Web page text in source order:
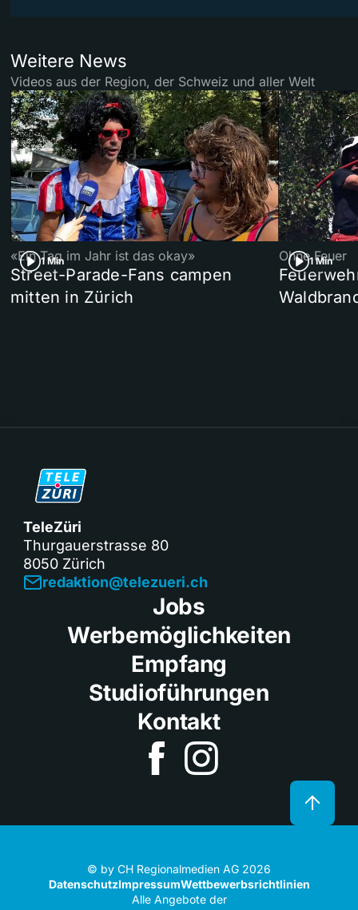
Weitere News
Videos aus der Region, der Schweiz und aller Welt
1 Min
«Ein Tag im Jahr ist das okay»
Street-Parade-Fans campen
mitten in Zürich
1 Min
Ohne Feuer
TeleZüri
Thurgauerstrasse 80
8050 Zürich
redaktion@telezueri.ch
Jobs
Werbemöglichkeiten
Empfang
Studioführungen
Kontakt
© by CH Regionalmedien AG 2026
DatenschutzImpressumWettbewerbsrichtlinien
Alle Angebote der